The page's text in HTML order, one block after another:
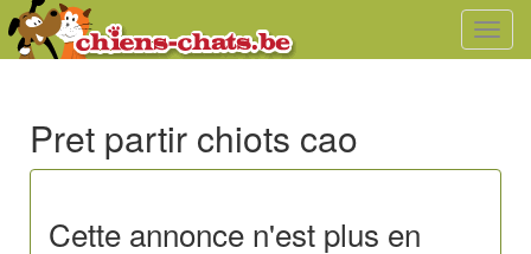
Pret partir chiots cao
Cette annonce n'est plus en